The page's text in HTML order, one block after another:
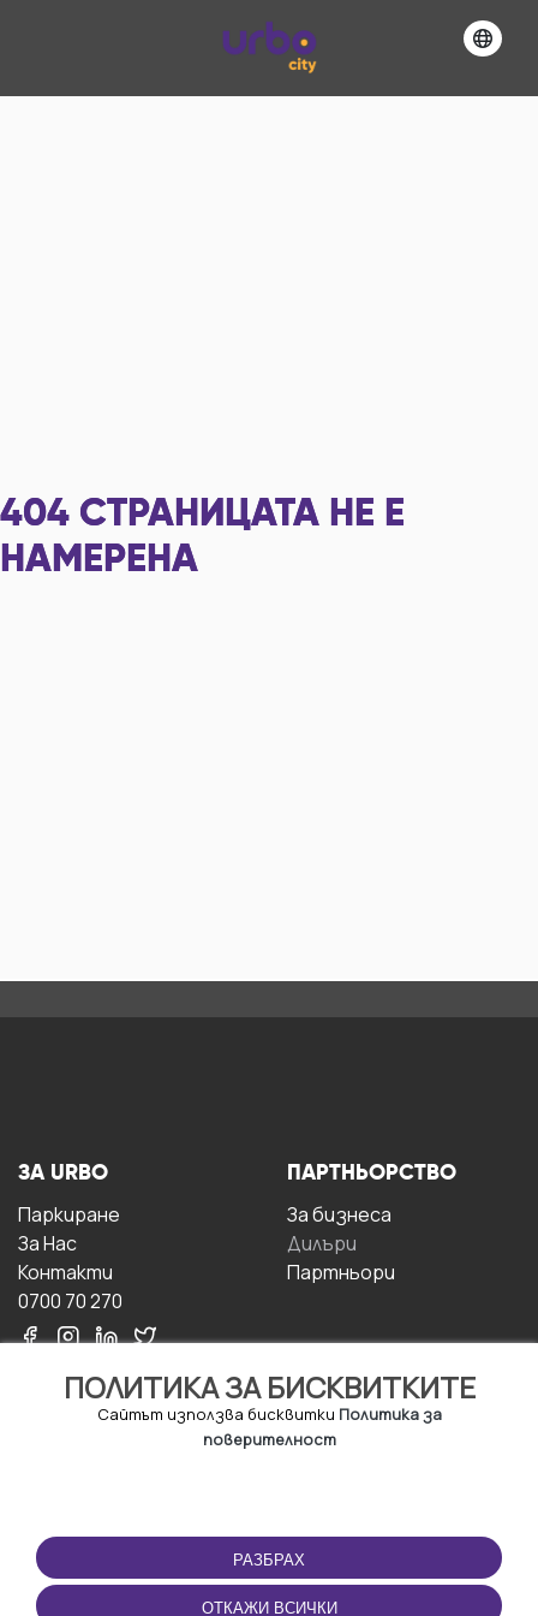
404 СТРАНИЦАТА НЕ Е
НАМЕРЕНА
ПОЛИТИКА ЗА БИСКВИТКИТЕ
Сайтът използва бисквитки Политика за
поверителност
РАЗБРАХ
ОТКАЖИ ВСИЧКИ
ЗА URBO
Паркиране
За Hас
Контакти
0700 70 270
ПАРТНЬОРСТВО
За бизнесa
Дилъри
Партньори
ПОЛЗВАНЕ
Правила и условия за
ползване
ПРИЛОЖЕНИЕТО